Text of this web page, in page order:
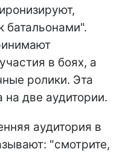
батальонами".
в боях, а
ролики. Эта
две аудитории.
аудитория в
"смотрите,